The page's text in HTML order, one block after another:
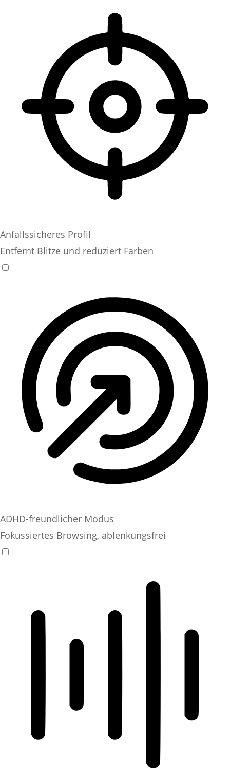
Anfallssicheres Profil
Entfernt Blitze und reduziert Farben
ADHD-freundlicher Modus
Fokussiertes Browsing, ablenkungsfrei